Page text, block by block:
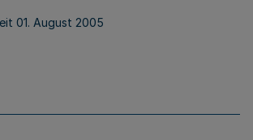
01. August 2005